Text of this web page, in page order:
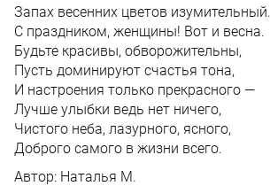
Запах весенних цветов изумительный.
С праздником, женщины! Вот и весна.
Будьте красивы, обворожительны,
Пусть доминируют счастья тона,
И настроения только прекрасного —
Лучше улыбки ведь нет ничего,
Чистого неба, лазурного, ясного,
Доброго самого в жизни всего.
Автор: Наталья М.